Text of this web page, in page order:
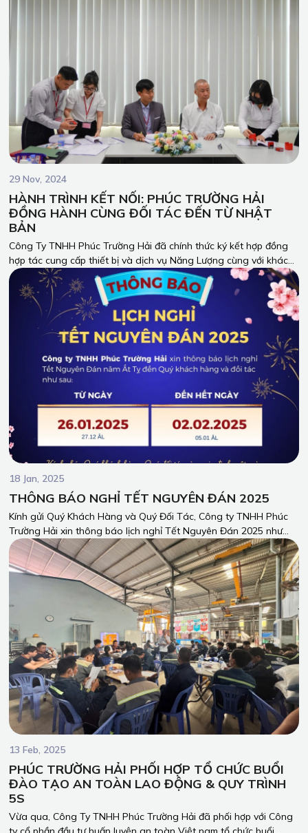
29 Nov, 2024
HÀNH TRÌNH KẾT NỐI: PHÚC TRƯỜNG HẢI
ĐỒNG HÀNH CÙNG ĐỐI TÁC ĐẾN TỪ NHẬT
BẢN
Công Ty TNHH Phúc Trường Hải đã chính thức ký kết hợp đồng
hợp tác cung cấp thiết bị và dịch vụ Năng Lượng cùng với khách
hàng đến từ Nhật Bản. Sự kiện này đánh dấu một bước tiến mới
trong hành trình phát triển của chúng tôi, mở ra cơ hội kết nối
bền chặt giữa hai nền văn hóa.
18 Jan, 2025
THÔNG BÁO NGHỈ TẾT NGUYÊN ĐÁN 2025
Kính gửi Quý Khách Hàng và Quý Đối Tác, Công ty TNHH Phúc
Trường Hải xin thông báo lịch nghỉ Tết Nguyên Đán 2025 như
sau:
13 Feb, 2025
PHÚC TRƯỜNG HẢI PHỐI HỢP TỔ CHỨC BUỔI
ĐÀO TẠO AN TOÀN LAO ĐỘNG & QUY TRÌNH
5S
Vừa qua, Công Ty TNHH Phúc Trường Hải đã phối hợp với Công